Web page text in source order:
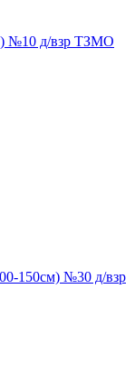
№10 д/взр ТЗМО
150см) №30 д/взр